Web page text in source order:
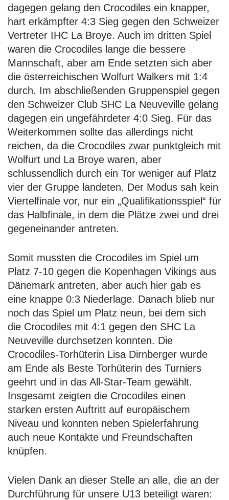
dagegen gelang den Crocodiles ein knapper,
hart erkämpfter 4:3 Sieg gegen den Schweizer
Vertreter IHC La Broye. Auch im dritten Spiel
waren die Crocodiles lange die bessere
Mannschaft, aber am Ende setzten sich aber
die österreichischen Wolfurt Walkers mit 1:4
durch. Im abschließenden Gruppenspiel gegen
den Schweizer Club SHC La Neuveville gelang
dagegen ein ungefährdeter 4:0 Sieg. Für das
Weiterkommen sollte das allerdings nicht
reichen, da die Crocodiles zwar punktgleich mit
Wolfurt und La Broye waren, aber
schlussendlich durch ein Tor weniger auf Platz
vier der Gruppe landeten. Der Modus sah kein
Viertelfinale vor, nur ein „Qualifikationsspiel“ für
das Halbfinale, in dem die Plätze zwei und drei
gegeneinander antreten.
Somit mussten die Crocodiles im Spiel um
Platz 7-10 gegen die Kopenhagen Vikings aus
Dänemark antreten, aber auch hier gab es
eine knappe 0:3 Niederlage. Danach blieb nur
noch das Spiel um Platz neun, bei dem sich
die Crocodiles mit 4:1 gegen den SHC La
Neuveville durchsetzen konnten. Die
Crocodiles-Torhüterin Lisa Dirnberger wurde
am Ende als Beste Torhüterin des Turniers
geehrt und in das All-Star-Team gewählt.
Insgesamt zeigten die Crocodiles einen
starken ersten Auftritt auf europäischem
Niveau und konnten neben Spielerfahrung
auch neue Kontakte und Freundschaften
knüpfen.
Vielen Dank an dieser Stelle an alle, die an der
Durchführung für unsere U13 beteiligt waren: